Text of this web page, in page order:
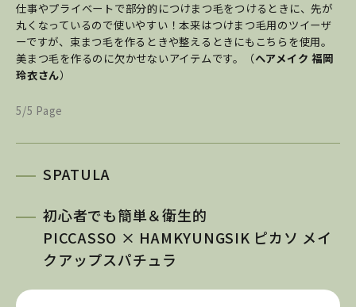
仕事やプライベートで部分的につけまつ毛をつけるときに、先が
丸くなっているので使いやすい！本来はつけまつ毛用のツイーザ
ーですが、束まつ毛を作るときや整えるときにもこちらを使用。
美まつ毛を作るのに欠かせないアイテムです。（ヘアメイク 福岡
玲衣さん）
5/5 Page
SPATULA
初心者でも簡単＆衛生的
PICCASSO × HAMKYUNGSIK ピカソ メイ
クアップスパチュラ